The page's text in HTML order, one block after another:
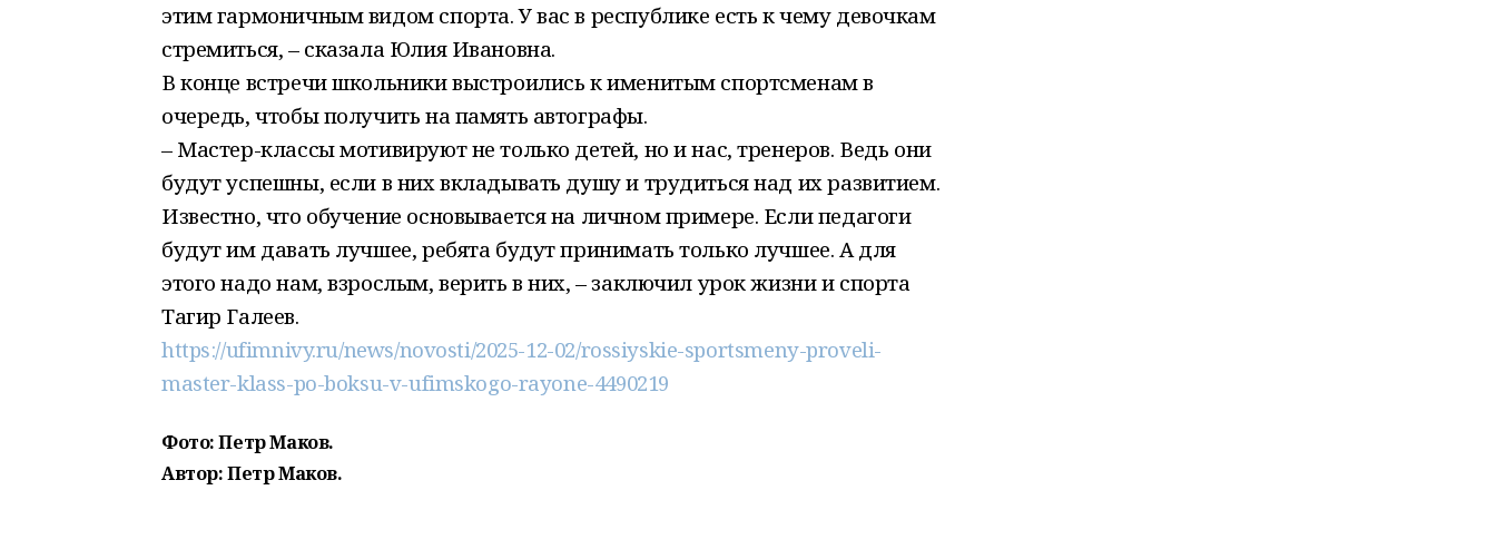
этим гармоничным видом спорта. У вас в республике есть к чему девочкам
стремиться, – сказала Юлия Ивановна.
В конце встречи школьники выстроились к именитым спортсменам в
очередь, чтобы получить на память автографы.
– Мастер-классы мотивируют не только детей, но и нас, тренеров. Ведь они
будут успешны, если в них вкладывать душу и трудиться над их развитием.
Известно, что обучение основывается на личном примере. Если педагоги
будут им давать лучшее, ребята будут принимать только лучшее. А для
этого надо нам, взрослым, верить в них, – заключил урок жизни и спорта
Тагир Галеев.
https://ufimnivy.ru/news/novosti/2025-12-02/rossiyskie-sportsmeny-proveli-
master-klass-po-boksu-v-ufimskogo-rayone-4490219
Фото: Петр Маков.
Автор:Петр Маков.